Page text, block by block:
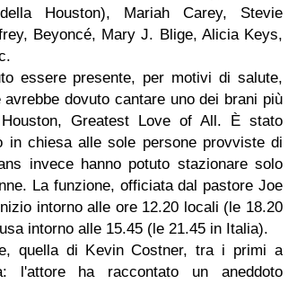
Houston), Mariah Carey, Stevie
Beyoncé, Mary J. Blige, Alicia Keys,
essere presente, per motivi di salute,
dovuto cantare uno dei brani più
Greatest Love of All. È stato
in chiesa alle sole persone provviste di
invece hanno potuto stazionare solo
La funzione, officiata dal pastore Joe
intorno alle ore 12.20 locali (le 18.20
intorno alle 15.45 (le 21.45 in Italia).
quella di Kevin Costner, tra i primi a
l'attore ha raccontato un aneddoto